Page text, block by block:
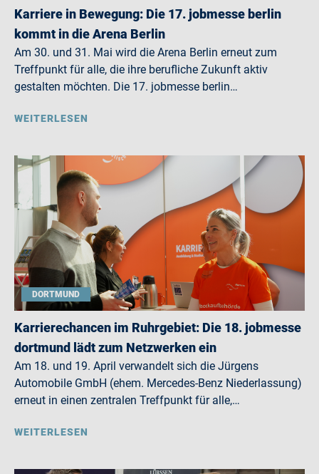
Karriere in Bewegung: Die 17. jobmesse berlin
kommt in die Arena Berlin
Am 30. und 31. Mai wird die Arena Berlin erneut zum
Treffpunkt für alle, die ihre berufliche Zukunft aktiv
gestalten möchten. Die 17. jobmesse berlin…
WEITERLESEN
DORTMUND
Karrierechancen im Ruhrgebiet: Die 18. jobmesse
dortmund lädt zum Netzwerken ein
Am 18. und 19. April verwandelt sich die Jürgens
Automobile GmbH (ehem. Mercedes-Benz Niederlassung)
erneut in einen zentralen Treffpunkt für alle,…
WEITERLESEN